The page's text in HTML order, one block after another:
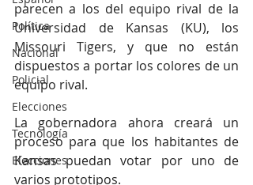
Política
Nacional
Policial
Elecciones
Tecnología
Elecciones
parecen a los del equipo rival de la
Universidad de Kansas (KU), los
Missouri Tigers, y que no están
dispuestos a portar los colores de un
equipo rival.
La gobernadora ahora creará un
proceso para que los habitantes de
Kansas puedan votar por uno de
varios prototipos.